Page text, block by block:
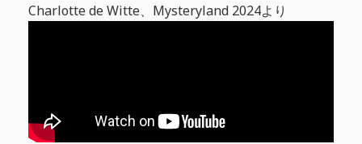
Charlotte de Witte、Mysteryland 2024より